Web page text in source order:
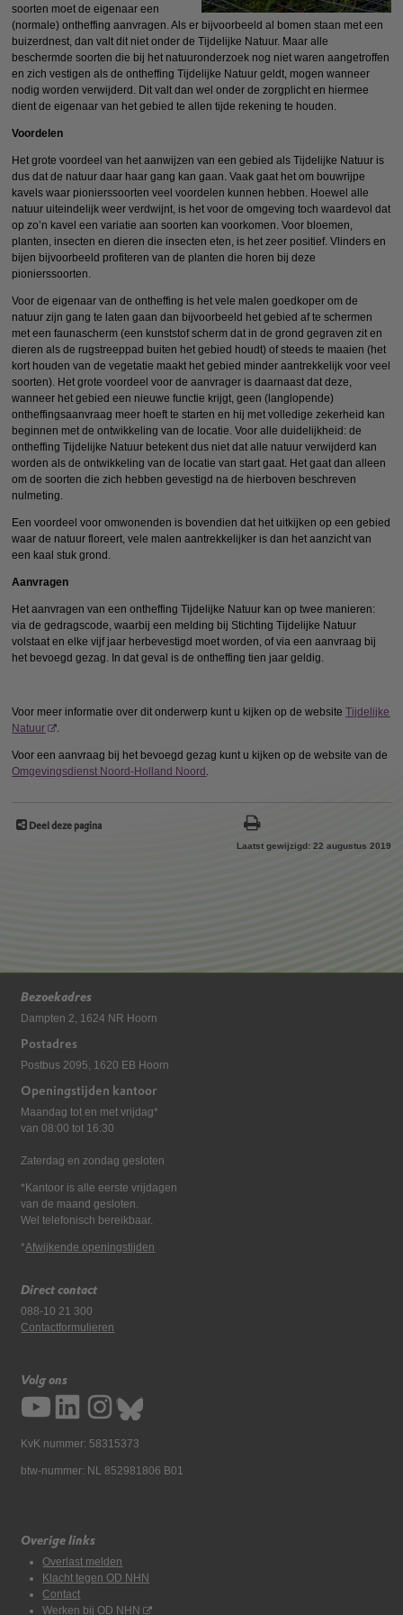
soorten moet de eigenaar een
(normale) ontheffing aanvragen. Als er bijvoorbeeld al bomen staan met een
buizerdnest, dan valt dit niet onder de Tijdelijke Natuur. Maar alle
beschermde soorten die bij het natuuronderzoek nog niet waren aangetroffen
en zich vestigen als de ontheffing Tijdelijke Natuur geldt, mogen wanneer
nodig worden verwijderd. Dit valt dan wel onder de zorgplicht en hiermee
dient de eigenaar van het gebied te allen tijde rekening te houden.
Voordelen
Het grote voordeel van het aanwijzen van een gebied als Tijdelijke Natuur is
dus dat de natuur daar haar gang kan gaan. Vaak gaat het om bouwrijpe
kavels waar pionierssoorten veel voordelen kunnen hebben. Hoewel alle
natuur uiteindelijk weer verdwijnt, is het voor de omgeving toch waardevol dat
op zo’n kavel een variatie aan soorten kan voorkomen. Voor bloemen,
planten, insecten en dieren die insecten eten, is het zeer positief. Vlinders en
bijen bijvoorbeeld profiteren van de planten die horen bij deze
pionierssoorten.
Voor de eigenaar van de ontheffing is het vele malen goedkoper om de
natuur zijn gang te laten gaan dan bijvoorbeeld het gebied af te schermen
met een faunascherm (een kunststof scherm dat in de grond gegraven zit en
dieren als de rugstreeppad buiten het gebied houdt) of steeds te maaien (het
kort houden van de vegetatie maakt het gebied minder aantrekkelijk voor veel
soorten). Het grote voordeel voor de aanvrager is daarnaast dat deze,
wanneer het gebied een nieuwe functie krijgt, geen (langlopende)
ontheffingsaanvraag meer hoeft te starten en hij met volledige zekerheid kan
beginnen met de ontwikkeling van de locatie. Voor alle duidelijkheid: de
ontheffing Tijdelijke Natuur betekent dus niet dat alle natuur verwijderd kan
worden als de ontwikkeling van de locatie van start gaat. Het gaat dan alleen
om de soorten die zich hebben gevestigd na de hierboven beschreven
nulmeting.
Een voordeel voor omwonenden is bovendien dat het uitkijken op een gebied
waar de natuur floreert, vele malen aantrekkelijker is dan het aanzicht van
een kaal stuk grond.
Aanvragen
Het aanvragen van een ontheffing Tijdelijke Natuur kan op twee manieren:
via de gedragscode, waarbij een melding bij Stichting Tijdelijke Natuur
volstaat en elke vijf jaar herbevestigd moet worden, of via een aanvraag bij
het bevoegd gezag. In dat geval is de ontheffing tien jaar geldig.
Voor meer informatie over dit onderwerp kunt u kijken op de websiteTijdelijke
Natuur
.
Voor een aanvraag bij het bevoegd gezag kunt u kijken op de website van de
Omgevingsdienst Noord-Holland Noord .
Deel deze pagina
Laatst gewijzigd: 22 augustus 2019
Bezoekadres
Dampten 2, 1624 NR Hoorn
Postadres
Postbus 2095, 1620 EB Hoorn
Openingstijden kantoor
Maandag tot en met vrijdag*
van 08:00 tot 16:30
Zaterdag en zondag gesloten
*Kantoor is alle eerste vrijdagen
van de maand gesloten.
Wel telefonisch bereikbaar.
*Afwijkende openingstijden
Direct contact
088-10 21 300
Contactformulieren
Volg ons
KvK nummer: 58315373
btw-nummer: NL 852981806 B01
Overige links
Overlast melden
Klacht tegen OD NHN
Contact
Werken bij OD NHN